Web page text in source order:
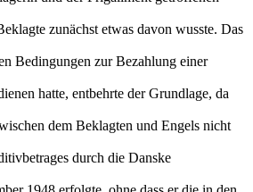
zunächst etwas davon wusste. Das
Bedingungen zur Bezahlung einer
hatte, entbehrte der Grundlage, da
dem Beklagten und Engels nicht
durch die Danske